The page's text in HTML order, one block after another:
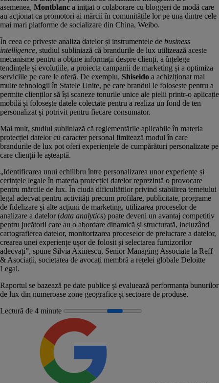
asemenea, Montblanc a inițiat o colaborare cu bloggeri de modă care
au acționat ca promotori ai mărcii în comunitățile lor pe una dintre cele
mai mari platforme de socializare din China, Weibo.
În ceea ce privește analiza datelor și instrumentele de business
intelligence, studiul subliniază că brandurile de lux utilizează aceste
mecanisme pentru a obține informații despre clienți, a înțelege
tendințele și evoluțiile, a proiecta campanii de marketing și a optimiza
serviciile pe care le oferă. De exemplu, Shiseido a achiziționat mai
multe tehnologii în Statele Unite, pe care brandul le folosește pentru a
permite clienților să își scaneze tonurile unice ale pielii printr-o aplicație
mobilă și folosește datele colectate pentru a realiza un fond de ten
personalizat și potrivit pentru fiecare consumator.
Mai mult, studiul subliniază că reglementările aplicabile în materia
protecției datelor cu caracter personal limitează modul în care
brandurile de lux pot oferi experiențele de cumpărături personalizate pe
care clienții le așteaptă.
„Identificarea unui echilibru între personalizarea unor experiențe și
cerințele legale în materia protecției datelor reprezintă o provocare
pentru mărcile de lux. În ciuda dificultăților privind stabilirea temeiului
legal adecvat pentru activități precum profilare, publicitate, programe
de fidelizare și alte acțiuni de marketing, utilizarea proceselor de
analizare a datelor (data analytics) poate deveni un avantaj competitiv
pentru jucătorii care au o abordare dinamică și structurată, incluzând
cartografierea datelor, monitorizarea proceselor de prelucrare a datelor,
crearea unei experiențe ușor de folosit și selectarea furnizorilor
adecvați”, spune Silvia Axinescu, Senior Managing Associate la Reff
& Asociații, societatea de avocați membră a rețelei globale Deloitte
Legal.
Raportul se bazează pe date publice și evaluează performanța bunurilor
de lux din numeroase zone geografice și sectoare de produse.
Lectură de 4 minute